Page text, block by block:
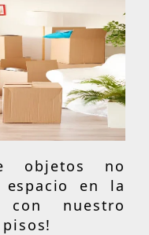
objetos no
espacio en la
nuestro